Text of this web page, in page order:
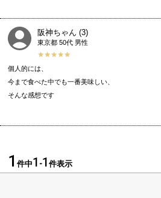
阪神ちゃん 3
東京都 50代 男性
個人的には、
今まで食べた中でも一番美味しい、
そんな感想です
1 件中1 -1 件表示